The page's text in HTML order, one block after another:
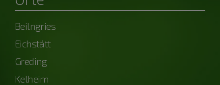
Beilngries
Eichstätt
Greding
Kelheim